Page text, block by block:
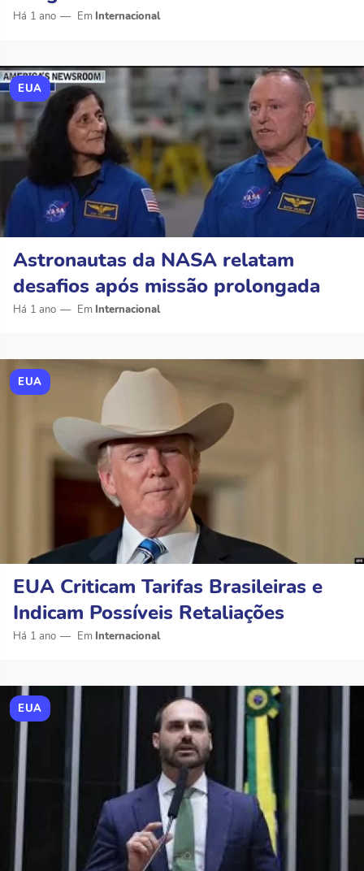
Há 1 ano Internacional
EUA
Astronautas da NASA relatam
desafios após missão prolongada
Há 1 ano Internacional
EUA
EUA Criticam Tarifas Brasileiras e
Indicam Possíveis Retaliações
Há 1 ano Internacional
EUA